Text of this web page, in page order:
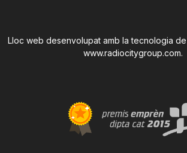
Lloc web desenvolupat amb la tecnologia de
www.radiocitygroup.com.